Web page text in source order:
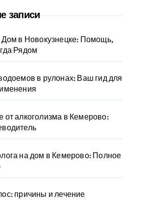
записи
Дом в Новокузнецке: Помощь,
Рядом
в рулонах: Ваш гид для
от алкоголизма в Кемерово:
на дом в Кемерово: Полное
причины и лечение